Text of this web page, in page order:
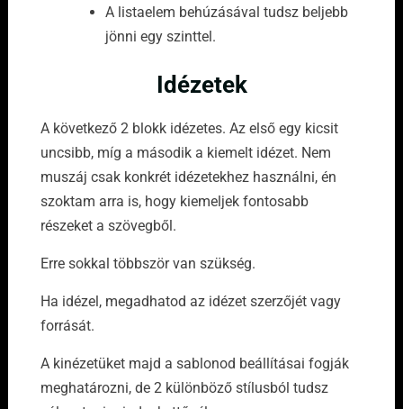
A listaelem behúzásával tudsz beljebb
jönni egy szinttel.
Idézetek
A következő 2 blokk idézetes. Az első egy kicsit
uncsibb, míg a második a kiemelt idézet. Nem
muszáj csak konkrét idézetekhez használni, én
szoktam arra is, hogy kiemeljek fontosabb
részeket a szövegből.
Erre sokkal többször van szükség.
Ha idézel, megadhatod az idézet szerzőjét vagy
forrását.
A kinézetüket majd a sablonod beállításai fogják
meghatározni, de 2 különböző stílusból tudsz